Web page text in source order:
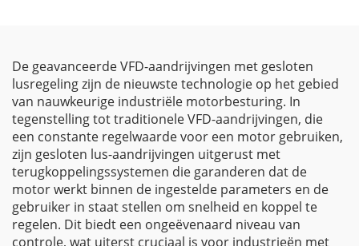
De geavanceerde VFD-aandrijvingen met gesloten
lusregeling zijn de nieuwste technologie op het gebied
van nauwkeurige industriële motorbesturing. In
tegenstelling tot traditionele VFD-aandrijvingen, die
een constante regelwaarde voor een motor gebruiken,
zijn gesloten lus-aandrijvingen uitgerust met
terugkoppelingssystemen die garanderen dat de
motor werkt binnen de ingestelde parameters en de
gebruiker in staat stellen om snelheid en koppel te
regelen. Dit biedt een ongeëvenaard niveau van
controle, wat uiterst cruciaal is voor industrieën met